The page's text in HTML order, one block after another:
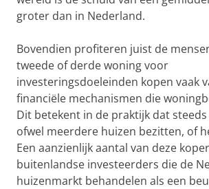
groter dan in Nederland.
Bovendien profiteren juist de
tweede of derde woning voor
investeringsdoeleinden kopen vaak
financiële mechanismen die
Dit betekent in de praktijk dat
ofwel meerdere huizen bezitten, of
Een aanzienlijk aantal van deze
buitenlandse investeerders die de
huizenmarkt behandelen als een